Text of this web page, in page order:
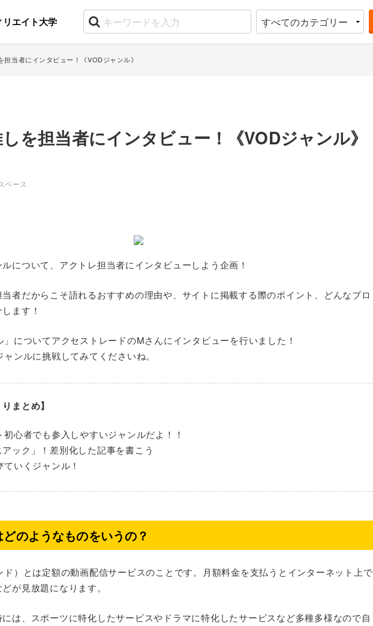
リエイト大学
担当者にインタビュー！《VODジャンル》
を担当者にインタビュー！《VODジャンル》
ペース
について、アクトレ担当者にインタビューしよう企画！
者だからこそ語れるおすすめの理由や、サイトに掲載する際のポイント、どんなプロ
ます！
についてアクセストレードのMさんにインタビューを行いました！
ンルに挑戦してみてくださいね。
まとめ】
初心者でも参入しやすいジャンルだよ！！
ック」！差別化した記事を書こう
いくジャンル！
のようなものをいうの？
）とは定額の動画配信サービスのことです。月額料金を支払うとインターネット上で
が見放題になります。
は、スポーツに特化したサービスやドラマに特化したサービスなど多種多様なので自